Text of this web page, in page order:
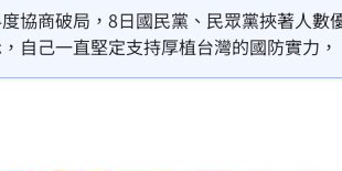
協商破局，8日國民黨、民眾黨挾著人數
自己一直堅定支持厚植台灣的國防實力
算用在刀口上。